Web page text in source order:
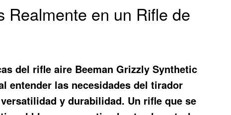
Realmente en un Rifle de
del rifle aire Beeman Grizzly Synthetic
entender las necesidades del tirador
y durabilidad. Un rifle que se